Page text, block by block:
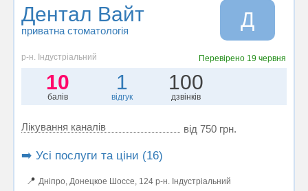
Дентал Вайт
приватна стоматологія Д
р-н. Індустріальний Перевірено 19 червня
10
балів
1
відгук
100
дзвінків
Лікування каналів від 750 грн.
➡️ Усі послуги та ціни (16)
📍 Дніпро, Донецкое Шоссе, 124 р-н. Індустріальний